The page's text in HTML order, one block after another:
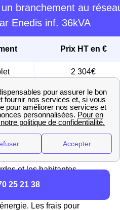
branchement au
Enedis inf. 36kVA
Prix HT en €
2 304€
1 924€
1 500€
de la mise en service du
?
et les habitantes
(64350) sont soumis
Les frais pour
25 21 38